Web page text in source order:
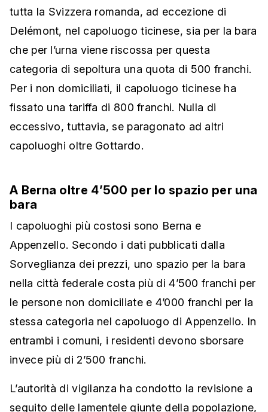
tutta la Svizzera romanda, ad eccezione di
Delémont, nel capoluogo ticinese, sia per la bara
che per l’urna viene riscossa per questa
categoria di sepoltura una quota di 500 franchi.
Per i non domiciliati, il capoluogo ticinese ha
fissato una tariffa di 800 franchi. Nulla di
eccessivo, tuttavia, se paragonato ad altri
capoluoghi oltre Gottardo.
A Berna oltre 4’500 per lo spazio per una
bara
I capoluoghi più costosi sono Berna e
Appenzello. Secondo i dati pubblicati dalla
Sorveglianza dei prezzi, uno spazio per la bara
nella città federale costa più di 4’500 franchi per
le persone non domiciliate e 4’000 franchi per la
stessa categoria nel capoluogo di Appenzello. In
entrambi i comuni, i residenti devono sborsare
invece più di 2’500 franchi.
L’autorità di vigilanza ha condotto la revisione a
seguito delle lamentele giunte della popolazione,